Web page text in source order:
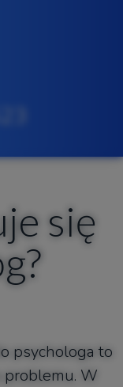
się
psychologa to
problemu. W